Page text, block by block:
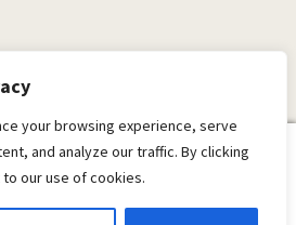
your browsing experience, serve
and analyze our traffic. By clicking
our use of cookies.
.
0